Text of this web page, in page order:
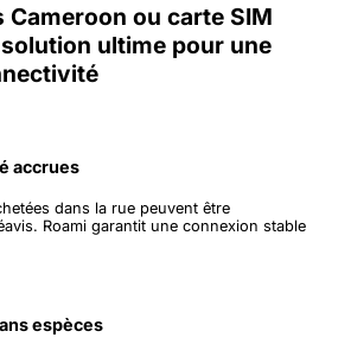
Cameroon ou carte SIM
ultime pour une
accrues
dans la rue peuvent être
Roami garantit une connexion stable
espèces